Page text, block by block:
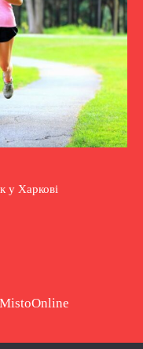
у Харкові
MistoOnline